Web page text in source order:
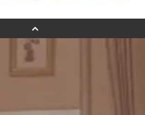
ーケについて
細＆使用例